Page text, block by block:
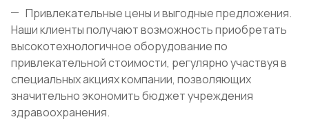
Привлекательные цены и выгодные предложения.
Наши клиенты получают возможность приобретать
высокотехнологичное оборудование по
привлекательной стоимости, регулярно участвуя в
специальных акциях компании, позволяющих
значительно экономить бюджет учреждения
здравоохранения.